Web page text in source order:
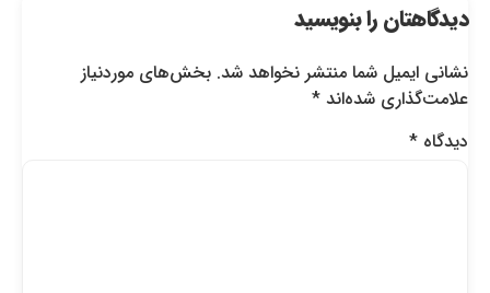
دیدگاهتان را بنویسید
نشانی ایمیل شما منتشر نخواهد شد. بخش‌های موردنیاز
علامت‌گذاری شده‌اند*
دیدگاه*